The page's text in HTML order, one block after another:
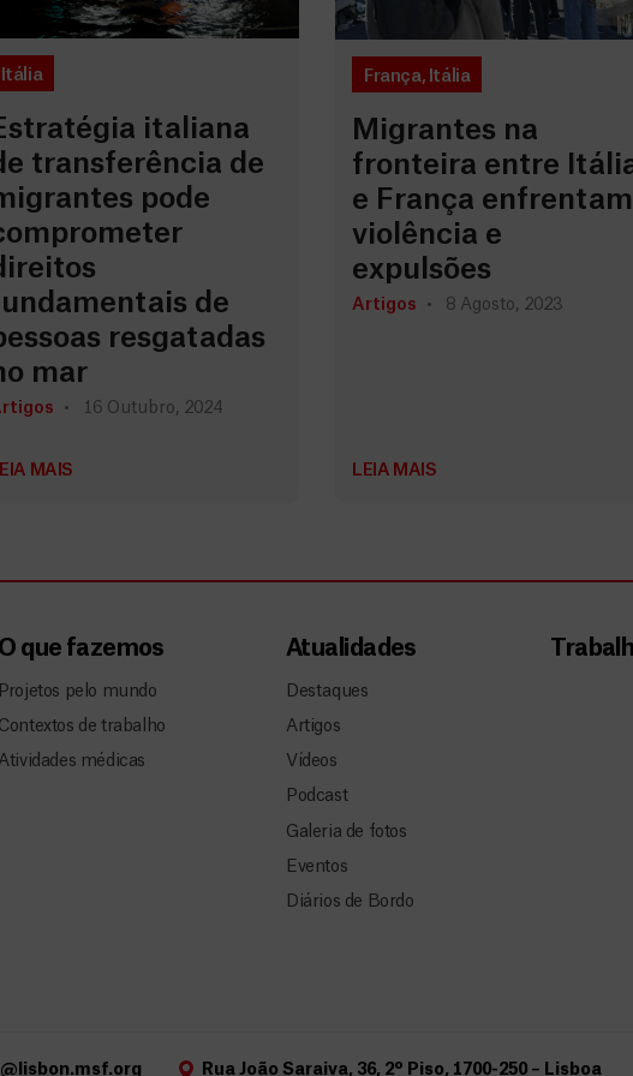
Itália
italiana
transferência de
pode
de
resgatadas
mar
16 Outubro, 2024
MAIS
França, Itália
Migrantes na
fronteira entre
e França enfrentam
violência e
expulsões
Artigos 8 Agosto, 2023
LEIA MAIS
O que fazemos
Projetos pelo mundo
Contextos de trabalho
Atividades médicas
Atualidades
Destaques
Artigos
Vídeos
Podcast
Galeria de fotos
Eventos
Diários de Bordo
Rua João Saraiva, 36, 2º Piso, 1700-250 – Lisboa